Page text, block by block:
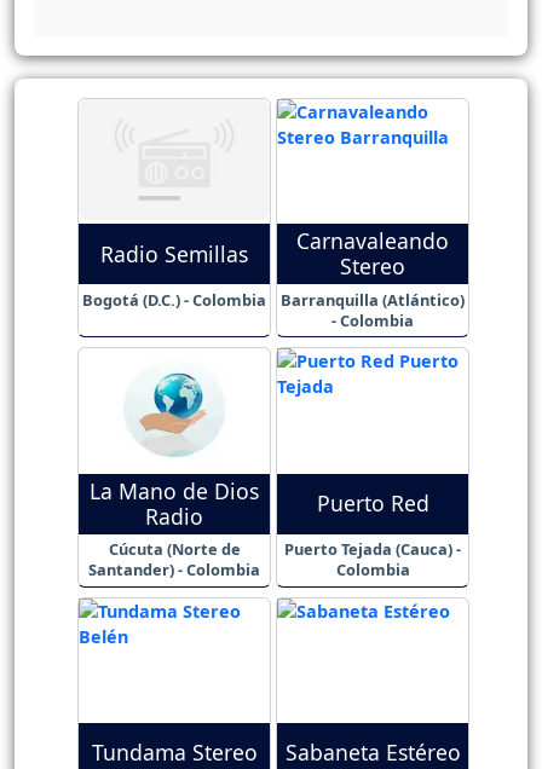
Radio Semillas
Bogotá (D.C.) - Colombia
Carnavaleando
Stereo
Barranquilla (Atlántico)
- Colombia
La Mano de Dios
Radio
Cúcuta (Norte de
Santander) - Colombia
Puerto Red
Puerto Tejada (Cauca) -
Colombia
Tundama Stereo Sabaneta Estéreo